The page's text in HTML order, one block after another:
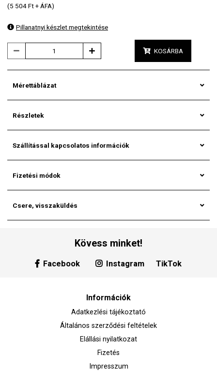
(5 504 Ft + ÁFA)
Pillanatnyi készlet megtekintése
KOSÁRBA
Mérettáblázat
Részletek
Szállítással kapcsolatos információk
Fizetési módok
Csere, visszaküldés
Kövess minket!
Facebook Instagram TikTok
Információk
Adatkezlési tájékoztató
Általános szerződési feltételek
Elállási nyilatkozat
Fizetés
Impresszum